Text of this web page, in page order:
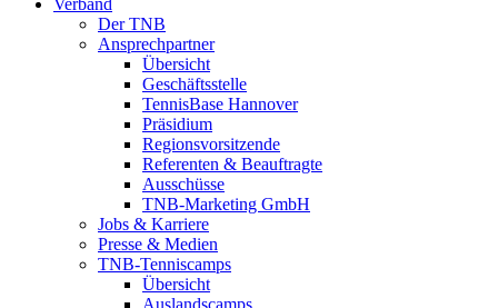
Verband
Der TNB
Ansprechpartner
Übersicht
Geschäftsstelle
TennisBase Hannover
Präsidium
Regionsvorsitzende
Referenten & Beauftragte
Ausschüsse
TNB-Marketing GmbH
Jobs & Karriere
Presse & Medien
TNB-Tenniscamps
Übersicht
Auslandscamps